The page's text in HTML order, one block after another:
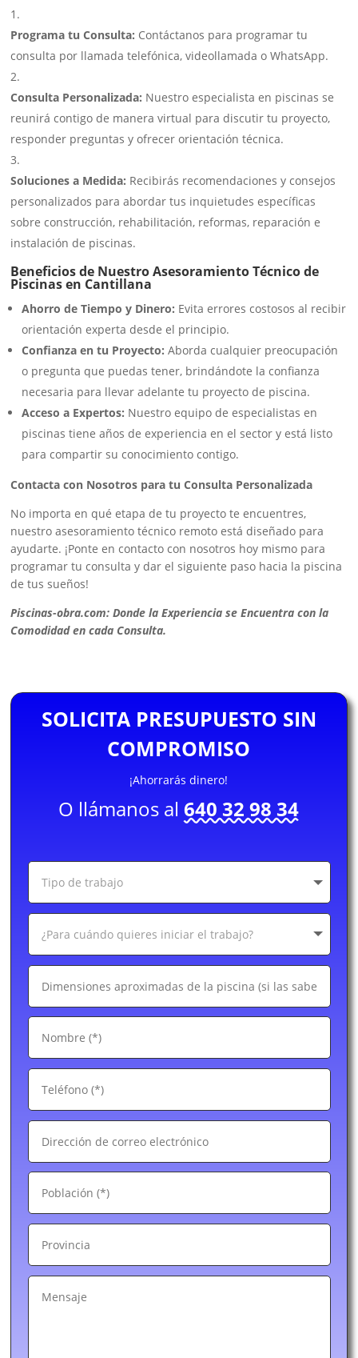
Programa tu Consulta: Contáctanos para programar tu
consulta por llamada telefónica, videollamada o WhatsApp.
Consulta Personalizada: Nuestro especialista en piscinas se
reunirá contigo de manera virtual para discutir tu proyecto,
responder preguntas y ofrecer orientación técnica.
Soluciones a Medida: Recibirás recomendaciones y consejos
personalizados para abordar tus inquietudes específicas
sobre construcción, rehabilitación, reformas, reparación e
instalación de piscinas.
Beneficios de Nuestro Asesoramiento Técnico de
Piscinas en Cantillana
Ahorro de Tiempo y Dinero: Evita errores costosos al recibir
orientación experta desde el principio.
Confianza en tu Proyecto: Aborda cualquier preocupación
o pregunta que puedas tener, brindándote la confianza
necesaria para llevar adelante tu proyecto de piscina.
Acceso a Expertos: Nuestro equipo de especialistas en
piscinas tiene años de experiencia en el sector y está listo
para compartir su conocimiento contigo.
Contacta con Nosotros para tu Consulta Personalizada
No importa en qué etapa de tu proyecto te encuentres,
nuestro asesoramiento técnico remoto está diseñado para
ayudarte. ¡Ponte en contacto con nosotros hoy mismo para
programar tu consulta y dar el siguiente paso hacia la piscina
de tus sueños!
Piscinas-obra.com: Donde la Experiencia se Encuentra con la
Comodidad en cada Consulta.
SOLICITA PRESUPUESTO SIN
COMPROMISO
¡Ahorrarás dinero!
O llámanos al640 32 98 34